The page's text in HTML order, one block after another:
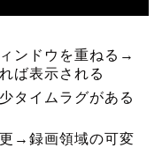
ンドウを重ねる→
ば表示される
タイムラグがある
→録画領域の可変